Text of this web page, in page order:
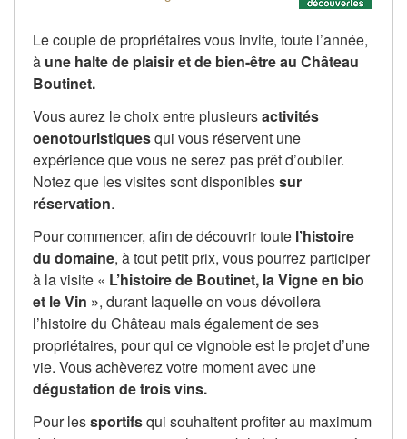
Le couple de propriétaires vous invite, toute l’année,
à une halte de plaisir et de bien-être au Château
Boutinet.
Vous aurez le choix entre plusieursactivités
oenotouristiquesqui vous réservent une
expérience que vous ne serez pas prêt d’oublier.
Notez que les visites sont disponiblessur
réservation.
Pour commencer, afin de découvrir toute l’histoire
du domaine, à tout petit prix, vous pourrez participer
à la visite « L’histoire de Boutinet, la Vigne en bio
et le Vin », durant laquelle on vous dévoilera
l’histoire du Château mais également de ses
propriétaires, pour qui ce vignoble est le projet d’une
vie. Vous achèverez votre moment avec une
dégustation de trois vins.
Pour lessportifsqui souhaitent profiter au maximum